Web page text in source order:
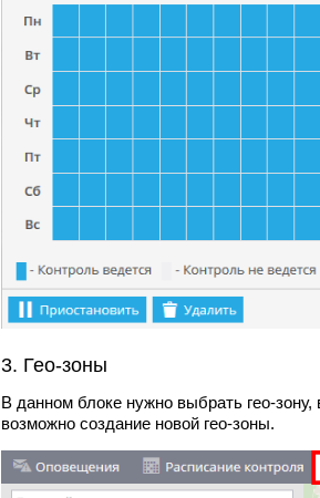
3. Гео-зоны
В данном блоке нужно выбрать гео-
возможно создание новой гео-зоны.